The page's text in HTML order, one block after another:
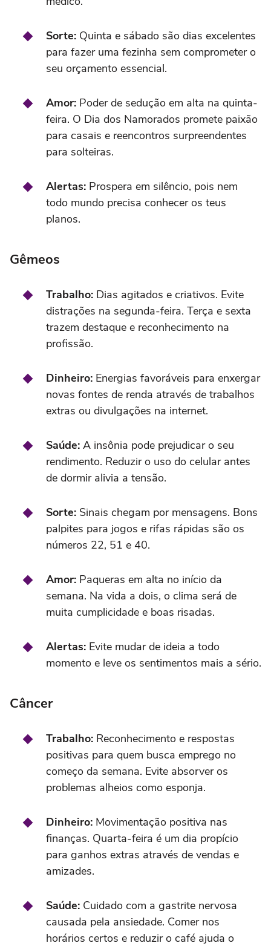
Sorte: Quinta e sábado são dias excelentes
para fazer uma fezinha sem comprometer o
seu orçamento essencial.
Amor: Poder de sedução em alta na quinta-
feira. O Dia dos Namorados promete paixão
para casais e reencontros surpreendentes
para solteiras.
Alertas: Prospera em silêncio, pois nem
todo mundo precisa conhecer os teus
planos.
Gêmeos
Trabalho: Dias agitados e criativos. Evite
distrações na segunda-feira. Terça e sexta
trazem destaque e reconhecimento na
profissão.
Dinheiro: Energias favoráveis para enxergar
novas fontes de renda através de trabalhos
extras ou divulgações na internet.
Saúde: A insônia pode prejudicar o seu
rendimento. Reduzir o uso do celular antes
de dormir alivia a tensão.
Sorte: Sinais chegam por mensagens. Bons
palpites para jogos e rifas rápidas são os
números 22, 51 e 40.
Amor: Paqueras em alta no início da
semana. Na vida a dois, o clima será de
muita cumplicidade e boas risadas.
Alertas: Evite mudar de ideia a todo
momento e leve os sentimentos mais a sério.
Câncer
Trabalho: Reconhecimento e respostas
positivas para quem busca emprego no
começo da semana. Evite absorver os
problemas alheios como esponja.
Dinheiro: Movimentação positiva nas
finanças. Quarta-feira é um dia propício
para ganhos extras através de vendas e
amizades.
Saúde: Cuidado com a gastrite nervosa
causada pela ansiedade. Comer nos
horários certos e reduzir o café ajuda o